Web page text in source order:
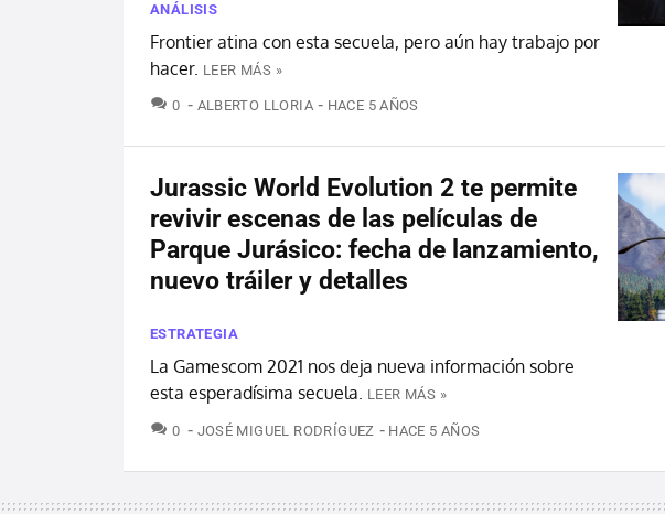
ANÁLISIS
Frontier atina con esta secuela, pero aún hay trabajo por
hacer. LEER MÁS »
0 COMENTARIOS
ALBERTO LLORIA HACE 5 AÑOS
Jurassic World Evolution 2 te permite
revivir escenas de las películas de
Parque Jurásico: fecha de lanzamiento,
nuevo tráiler y detalles
ESTRATEGIA
La Gamescom 2021 nos deja nueva información sobre
esta esperadísima secuela.
LEER MÁS »
0 COMENTARIOS
JOSÉ MIGUEL RODRÍGUEZ HACE 5 AÑOS